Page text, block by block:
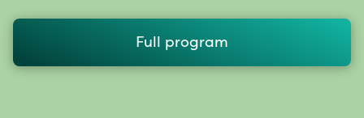
Full program